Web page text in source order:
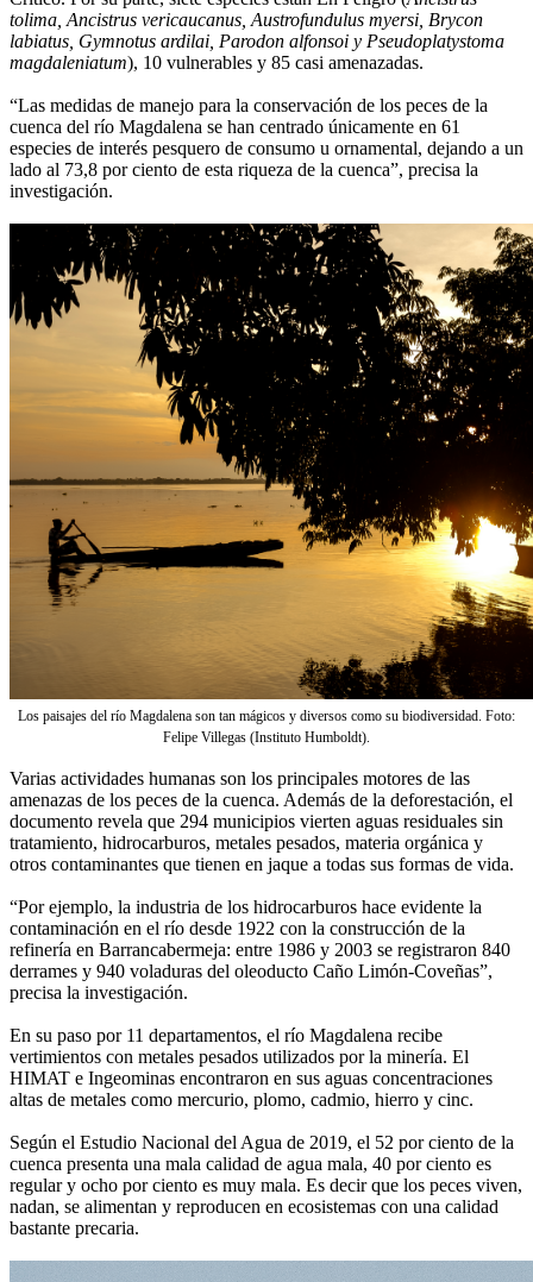
tolima, Ancistrus vericaucanus, Austrofundulus myersi, Brycon
labiatus, Gymnotus ardilai, Parodon alfonsoi y Pseudoplatystoma
magdaleniatum), 10 vulnerables y 85 casi amenazadas.
“Las medidas de manejo para la conservación de los peces de la
cuenca del río Magdalena se han centrado únicamente en 61
especies de interés pesquero de consumo u ornamental, dejando a un
lado al 73,8 por ciento de esta riqueza de la cuenca”, precisa la
investigación.
Los paisajes del río Magdalena son tan mágicos y diversos como su biodiversidad. Foto:
Felipe Villegas (Instituto Humboldt).
Varias actividades humanas son los principales motores de las
amenazas de los peces de la cuenca. Además de la deforestación, el
documento revela que 294 municipios vierten aguas residuales sin
tratamiento, hidrocarburos, metales pesados, materia orgánica y
otros contaminantes que tienen en jaque a todas sus formas de vida.
“Por ejemplo, la industria de los hidrocarburos hace evidente la
contaminación en el río desde 1922 con la construcción de la
refinería en Barrancabermeja: entre 1986 y 2003 se registraron 840
derrames y 940 voladuras del oleoducto Caño Limón-Coveñas”,
precisa la investigación.
En su paso por 11 departamentos, el río Magdalena recibe
vertimientos con metales pesados utilizados por la minería. El
HIMAT e Ingeominas encontraron en sus aguas concentraciones
altas de metales como mercurio, plomo, cadmio, hierro y cinc.
Según el Estudio Nacional del Agua de 2019, el 52 por ciento de la
cuenca presenta una mala calidad de agua mala, 40 por ciento es
regular y ocho por ciento es muy mala. Es decir que los peces viven,
nadan, se alimentan y reproducen en ecosistemas con una calidad
bastante precaria.